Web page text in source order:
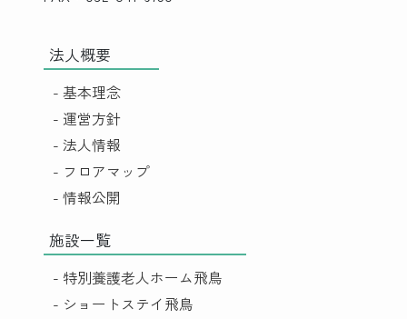
法人概要
- 基本理念
- 運営方針
- 法人情報
- フロアマップ
- 情報公開
施設一覧
- 特別養護老人ホーム飛鳥
- ショートステイ飛鳥